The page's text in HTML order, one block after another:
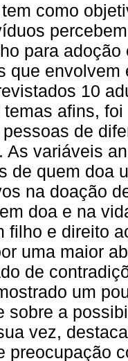
como
para adoção
que envolvem
10
afins,
de
As variáveis
de quem doa
na doação
doa e na
filho e direito
uma maior
de
um
sobre a
vez,
preocupação